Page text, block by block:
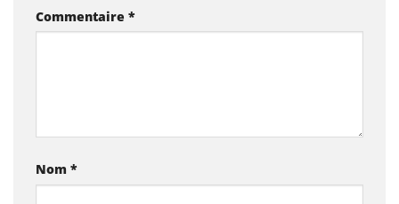
Commentaire *
Nom *